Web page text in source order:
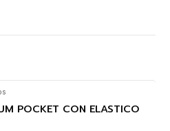
POCKET CON ELASTICO